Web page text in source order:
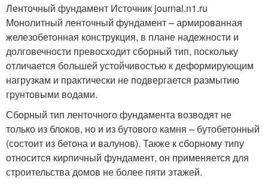
Ленточный фундамент Источник journal.n1.ru
Монолитный ленточный фундамент – армированная
железобетонная конструкция, в плане надежности и
долговечности превосходит сборный тип, поскольку
отличается большей устойчивостью к деформирующим
нагрузкам и практически не подвергается размытию
грунтовыми водами.
Сборный тип ленточного фундамента возводят не
только из блоков, но и из бутового камня – бутобетонный
(состоит из бетона и валунов). Также к сборному типу
относится кирпичный фундамент, он применяется для
строительства домов не более пяти этажей.